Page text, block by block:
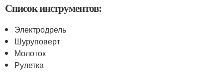
Список инструментов:
Электродрель
Шуруповерт
Молоток
Рулетка